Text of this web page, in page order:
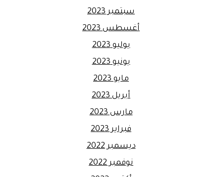
سبتمبر 2023
أغسطس 2023
يوليو 2023
يونيو 2023
مايو 2023
أبريل 2023
مارس 2023
فبراير 2023
ديسمبر 2022
نوفمبر 2022